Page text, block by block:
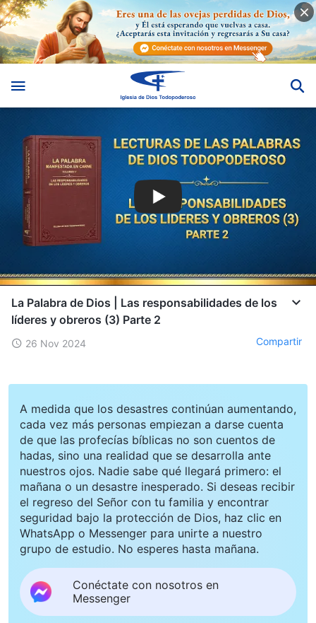
La Palabra de Dios | Las responsabilidades de los
líderes y obreros (3) Parte 2
26 Nov 2024 Compartir
A medida que los desastres continúan aumentando,
cada vez más personas empiezan a darse cuenta
de que las profecías bíblicas no son cuentos de
hadas, sino una realidad que se desarrolla ante
nuestros ojos. Nadie sabe qué llegará primero: el
mañana o un desastre inesperado. Si deseas recibir
el regreso del Señor con tu familia y encontrar
seguridad bajo la protección de Dios, haz clic en
WhatsApp o Messenger para unirte a nuestro
grupo de estudio. No esperes hasta mañana.
Conéctate con nosotros en
Messenger